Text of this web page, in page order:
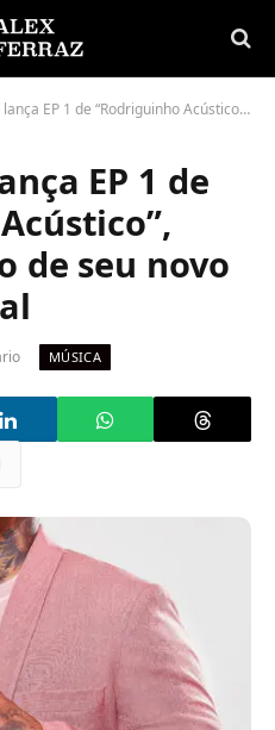
“Rodriguinho Acústico”, primeiro passo de seu novo projeto musical
EP 1 de
de seu novo
MÚSICA